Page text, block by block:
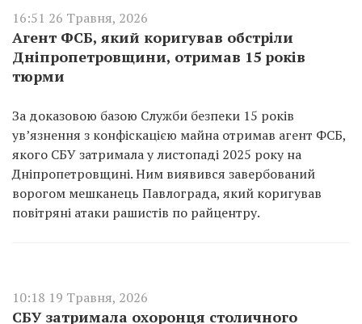
16:51 26 Травня, 2026
Агент ФСБ, який коригував обстріли
Дніпропетровщини, отримав 15 років
тюрми
За доказовою базою Служби безпеки 15 років
ув’язнення з конфіскацією майна отримав агент ФСБ,
якого СБУ затримала у листопаді 2025 року на
Дніпропетровщині. Ним виявився завербований
ворогом мешканець Павлограда, який коригував
повітряні атаки рашистів по райцентру.
10:18 19 Травня, 2026
СБУ затримала охоронця столичного